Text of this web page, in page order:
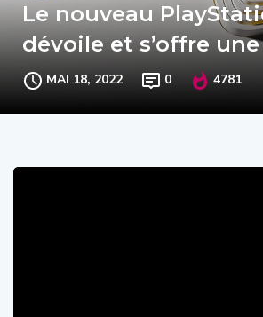
Le nouveau
dévoile et s’offre
MAI 18, 2022 0 4781